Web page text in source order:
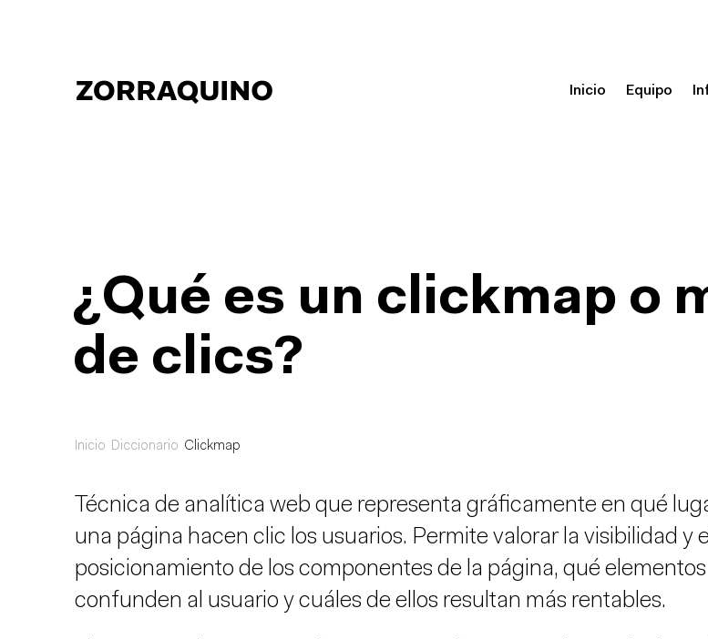
Inicio Equipo
¿Qué es un clickmap o
de clics?
Inicio Diccionario Clickmap
Técnica de analítica web que representa gráficamente en qué
una página hacen clic los usuarios. Permite valorar la visibilidad y
posicionamiento de los componentes de la página, qué elementos
confunden al usuario y cuáles de ellos resultan más rentables.